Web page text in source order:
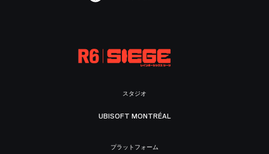
スタジオ
UBISOFT MONTRÉAL
プラットフォーム